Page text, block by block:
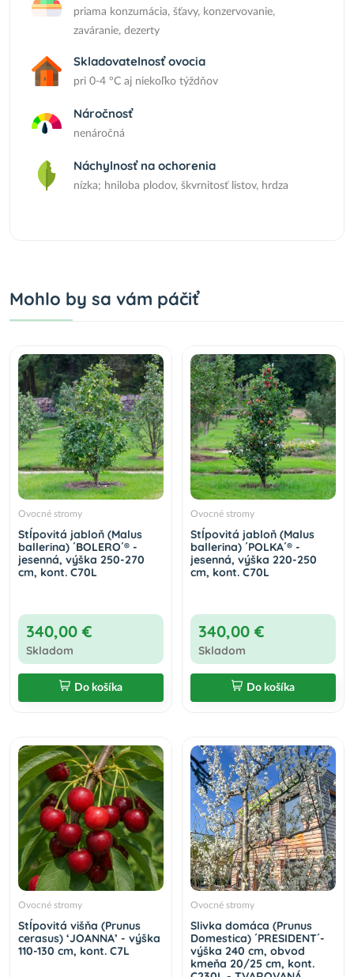
priama konzumácia, šťavy, konzervovanie,
zaváranie, dezerty
Skladovatelnosť ovocia
pri 0-4 °C aj niekoľko týždňov
Náročnosť
nenáročná
Náchylnosť na ochorenia
nízka; hniloba plodov, škvrnitosť listov, hrdza
Mohlo by sa vám páčiť
Ovocné stromy
Stĺpovitá jabloň (Malus
ballerina) ´BOLERO´® -
jesenná, výška 250-270
cm, kont. C70L
340,00 €
Skladom
Do košíka
Ovocné stromy
Stĺpovitá jabloň (Malus
ballerina) ´POLKA´® -
jesenná, výška 220-250
cm, kont. C70L
340,00 €
Skladom
Do košíka
Ovocné stromy
Stĺpovitá višňa (Prunus
cerasus) ‘JOANNA’ - výška
110-130 cm, kont. C7L
Ovocné stromy
Slivka domáca (Prunus
Domestica) ´PRESIDENT´-
výška 240 cm, obvod
kmeňa 20/25 cm, kont.